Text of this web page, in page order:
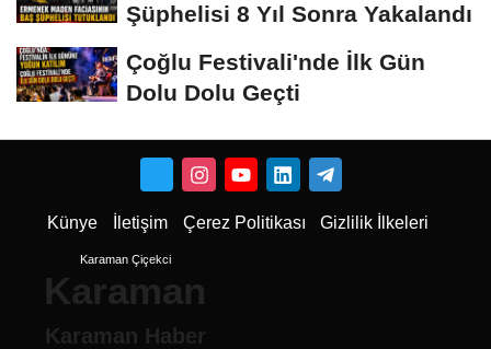
Şüphelisi 8 Yıl Sonra Yakalandı
Çoğlu Festivali'nde İlk Gün
Dolu Dolu Geçti
Künye İletişim Çerez Politikası Gizlilik İlkeleri
Karaman Çiçekci
Karaman
Karaman Haber